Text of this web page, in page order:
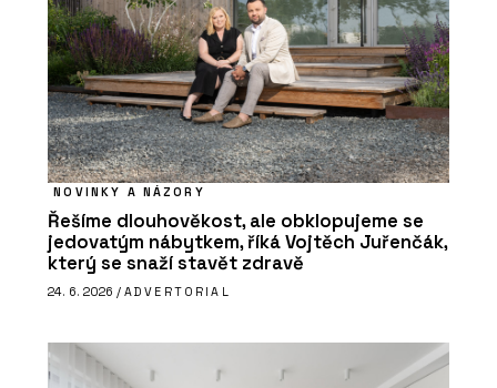
NOVINKY A NÁZORY
Řešíme dlouhověkost, ale obklopujeme se
jedovatým nábytkem, říká Vojtěch Juřenčák,
který se snaží stavět zdravě
24. 6. 2026 / ADVERTORIAL